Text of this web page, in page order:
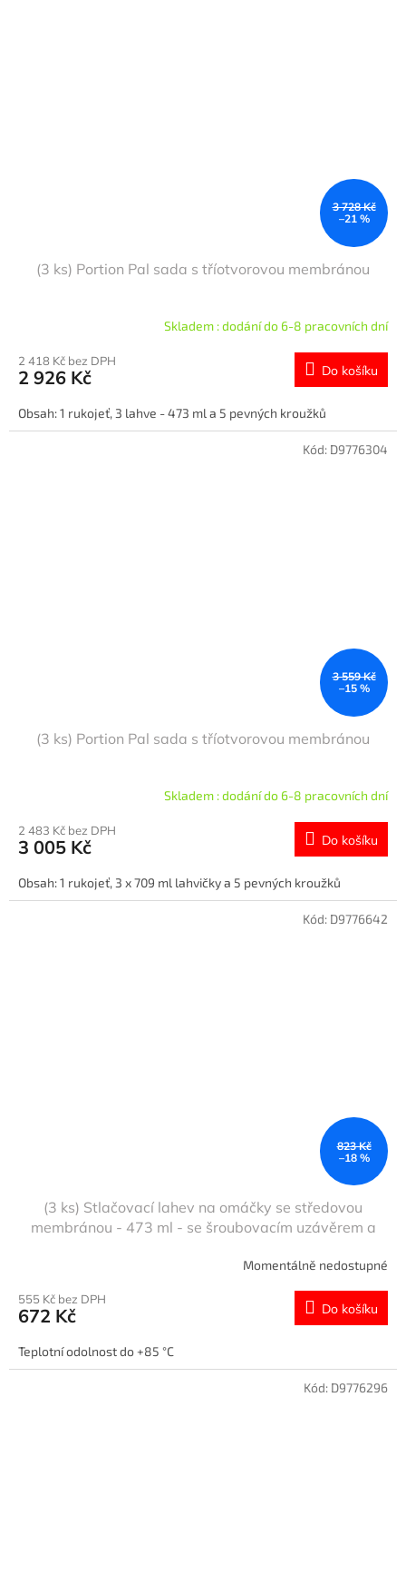
3 728 Kč
–21 %
(3 ks) Portion Pal sada s tříotvorovou membránou
Skladem : dodání do 6-8 pracovních dní
2 418 Kč bez DPH
2 926 Kč Do košíku
Obsah: 1 rukojeť, 3 lahve - 473 ml a 5 pevných kroužků
3 559 Kč
–15 %
(3 ks) Portion Pal sada s tříotvorovou membránou
Skladem : dodání do 6-8 pracovních dní
2 483 Kč bez DPH
3 005 Kč Do košíku
Obsah: 1 rukojeť, 3 x 709 ml lahvičky a 5 pevných kroužků
Kód: D9776304
823 Kč
–18 %
(3 ks) Stlačovací lahev na omáčky se středovou
membránou - 473 ml - se šroubovacím uzávěrem a
Momentálně nedostupné
555 Kč bez DPH
672 Kč Do košíku
Teplotní odolnost do +85 °C
Kód: D9776642
Kód: D9776296